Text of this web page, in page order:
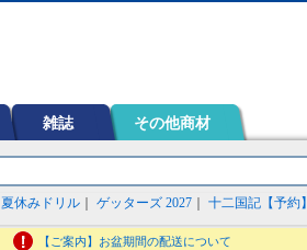
雑誌 その他商材
夏休みドリル ゲッターズ 2027 十二国記【予約】
【ご案内】お盆期間の配送について